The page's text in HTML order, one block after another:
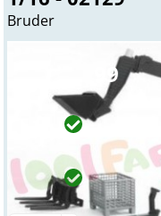
Bruder
€ 59, 99
Op
Op werkdagen
verzonden.
Winkel
Beesd
Op
Vandaag open